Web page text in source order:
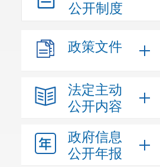
公开制度
政策文件
法定主动
公开内容
政府信息
公开年报